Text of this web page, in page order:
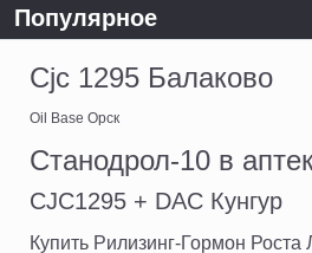
Популярное
Cjc 1295 Балаково
Oil Base Орск
Станодрол-10 в
CJC1295 + DAC Кунгур
Купить Рилизинг-Гормон Роста